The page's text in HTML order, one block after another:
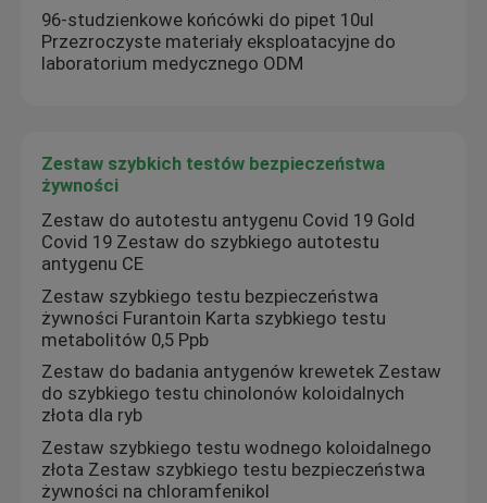
96-studzienkowe końcówki do pipet 10ul
Przezroczyste materiały eksploatacyjne do
laboratorium medycznego ODM
Zestaw szybkich testów bezpieczeństwa
żywności
Zestaw do autotestu antygenu Covid 19 Gold
Covid 19 Zestaw do szybkiego autotestu
antygenu CE
Zestaw szybkiego testu bezpieczeństwa
żywności Furantoin Karta szybkiego testu
metabolitów 0,5 Ppb
Zestaw do badania antygenów krewetek Zestaw
do szybkiego testu chinolonów koloidalnych
złota dla ryb
Zestaw szybkiego testu wodnego koloidalnego
złota Zestaw szybkiego testu bezpieczeństwa
żywności na chloramfenikol